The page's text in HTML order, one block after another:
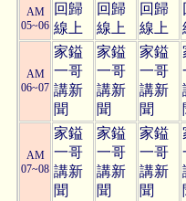
AM
05~06
回歸
線上
回歸
線上
回歸
線上
AM
06~07
家鎰
一哥
講新
聞
家鎰
一哥
講新
聞
家鎰
一哥
講新
聞
AM
07~08
家鎰
一哥
講新
聞
家鎰
一哥
講新
聞
家鎰
一哥
講新
聞